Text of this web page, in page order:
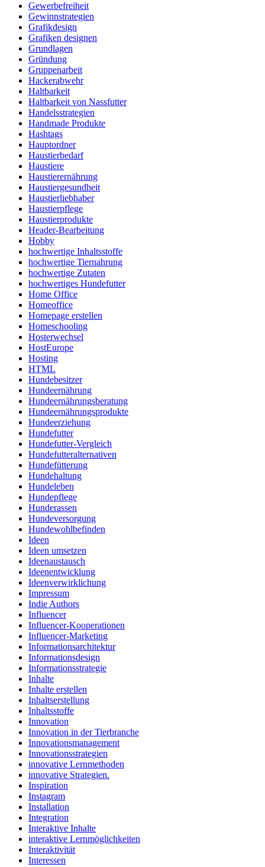
Gewerbefreiheit
Gewinnstrategien
Grafikdesign
Grafiken designen
Grundlagen
Gründung
Gruppenarbeit
Hackerabwehr
Haltbarkeit
Haltbarkeit von Nassfutter
Handelsstrategien
Handmade Produkte
Hashtags
Hauptordner
Haustierbedarf
Haustiere
Haustierernährung
Haustiergesundheit
Haustierliebhaber
Haustierpflege
Haustierprodukte
Header-Bearbeitung
Hobby
hochwertige Inhaltsstoffe
hochwertige Tiernahrung
hochwertige Zutaten
hochwertiges Hundefutter
Home Office
Homeoffice
Homepage erstellen
Homeschooling
Hosterwechsel
HostEurope
Hosting
HTML
Hundebesitzer
Hundeernährung
Hundeernährungsberatung
Hundeernährungsprodukte
Hundeerziehung
Hundefutter
Hundefutter-Vergleich
Hundefutteralternativen
Hundefütterung
Hundehaltung
Hundeleben
Hundepflege
Hunderassen
Hundeversorgung
Hundewohlbefinden
Ideen
Ideen umsetzen
Ideenaustausch
Ideenentwicklung
Ideenverwirklichung
Impressum
Indie Authors
Influencer
Influencer-Kooperationen
Influencer-Marketing
Informationsarchitektur
Informationsdesign
Informationsstrategie
Inhalte
Inhalte erstellen
Inhaltserstellung
Inhaltsstoffe
Innovation
Innovation in der Tierbranche
Innovationsmanagement
Innovationsstrategien
innovative Lernmethoden
innovative Strategien.
Inspiration
Instagram
Installation
Integration
Interaktive Inhalte
interaktive Lernmöglichkeiten
Interaktivität
Interessen